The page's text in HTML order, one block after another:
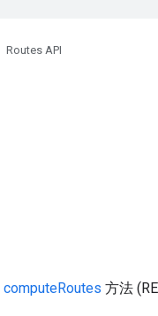
Routes API
computeRoutes 方法